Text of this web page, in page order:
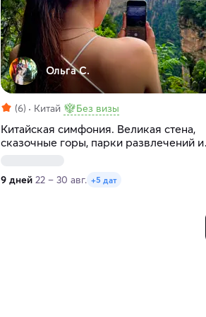
Ольга С.
(6) Китай Без визы
Китайская симфония. Великая стена,
сказочные горы, парки развлечений и
9 дней 22 – 30 авг. +5 дат